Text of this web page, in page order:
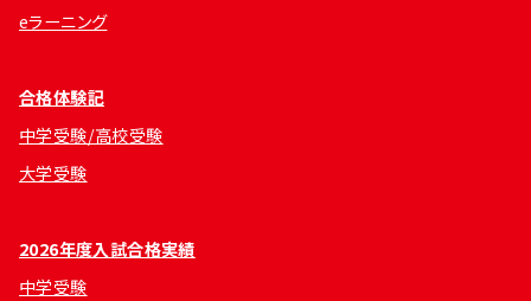
eラーニング
合格体験記
中学受験/高校受験
大学受験
2026年度入試合格実績
中学受験